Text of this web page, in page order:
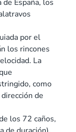
España, los
por el
los rincones
La
como
de
los 72 caños,